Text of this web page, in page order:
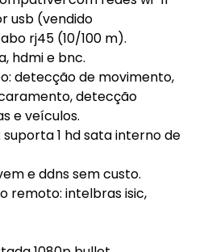
usb (vendido
rj45 (10/100 m).
hdmi e bnc.
detecção de movimento,
detecção
e veículos.
1 hd sata interno de
e ddns sem custo.
remoto: intelbras isic,